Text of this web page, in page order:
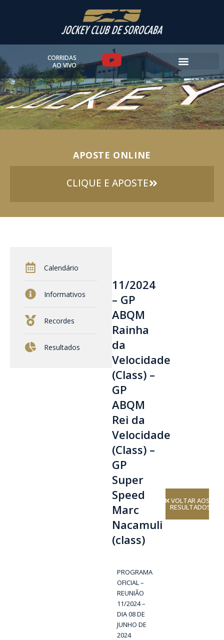
CORRIDAS
AO VIVO
Y
o
u
t
b
e
APOSTE ONLINE
CLIQUE E APOSTE
Calendário
Informativos
Recordes
Resultados
11/2024
– GP
ABQM
Rainha
da
Velocidade
(Class) –
GP
ABQM
Rei da
Velocidade
(Class) –
GP
Super
Speed
Marc
Nacamuli
(class)
PROGRAMA
OFICIAL –
REUNIÃO
11/2024 –
DIA 08 DE
JUNHO DE
2024
VOLTAR AOS
RESULTADOS